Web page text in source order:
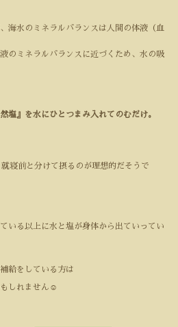
海水のミネラルバランスは人間の体液（血
のミネラルバランスに近づくため、水の吸
塩』を水にひとつまみ入れてのむだけ。
寝前と分けて摂るのが理想的だそうで
いる以上に水と塩が身体から出ていってい
給をしている方は
しれません ☺️